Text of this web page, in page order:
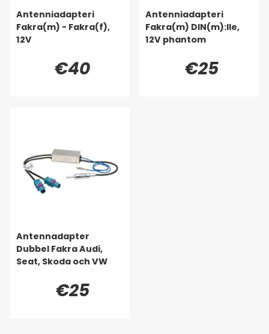
Antenniadapteri
Fakra(m) - Fakra(f),
12V
€40
Antenniadapteri
Fakra(m) DIN(m):lle,
12V phantom
€25
Antennadapter
Dubbel Fakra Audi,
Seat, Skoda och VW
€25